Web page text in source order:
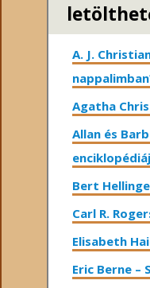
A. J.
Agatha
Allan és
Bert
Carl R.
Elisabeth
Eric Berne –